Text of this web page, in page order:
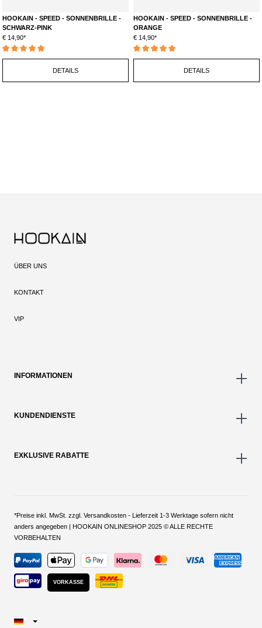
HOOKAIN - SPEED - SONNENBRILLE -
SCHWARZ-PINK
€ 14,90*
Durchschnittliche Bewertung von 5 von 5 Sternen
DETAILS
HOOKAIN - SPEED - SONNENBRILLE -
ORANGE
€ 14,90*
Durchschnittliche Bewertung von 5 von 5
DETAILS
ÜBER UNS
KONTAKT
VIP
INFORMATIONEN
KUNDENDIENSTE
EXKLUSIVE RABATTE
*Preise inkl. MwSt. zzgl. Versandkosten - Lieferzeit 1-3 Werktage sofern nicht
anders angegeben | HOOKAIN ONLINESHOP 2025 © ALLE RECHTE
VORBEHALTEN
VORKASSE